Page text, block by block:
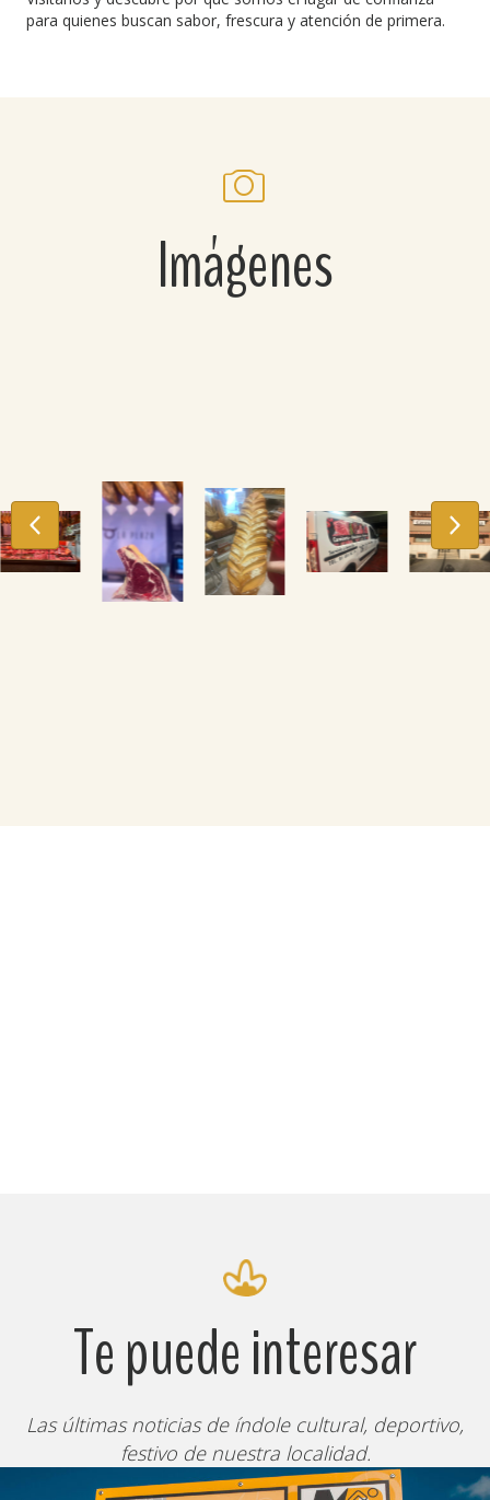
para quienes buscan sabor, frescura y atención de primera.
Imágenes
Te puede interesar
Las últimas noticias de índole cultural, deportivo,
festivo de nuestra localidad.